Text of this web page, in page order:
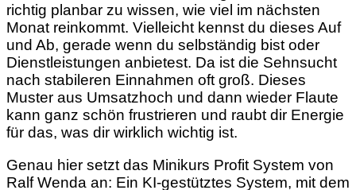
richtig planbar zu wissen, wie viel im nächsten
Monat reinkommt. Vielleicht kennst du dieses Auf
und Ab, gerade wenn du selbständig bist oder
Dienstleistungen anbietest. Da ist die Sehnsucht
nach stabileren Einnahmen oft groß. Dieses
Muster aus Umsatzhoch und dann wieder Flaute
kann ganz schön frustrieren und raubt dir Energie
für das, was dir wirklich wichtig ist.
Genau hier setzt das Minikurs Profit System von
Ralf Wenda an: Ein KI-gestütztes System, mit dem